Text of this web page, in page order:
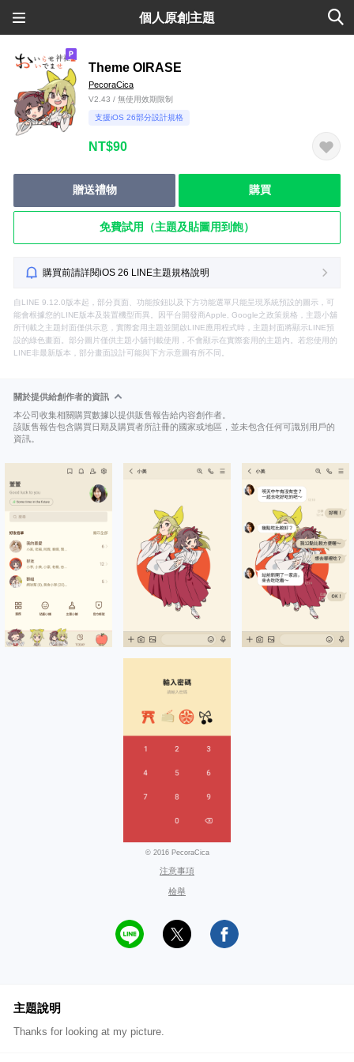
個人原創主題
Theme OIRASE
PecoraCica
V2.43 / 無使用效期限制
支援iOS 26部分設計規格
NT$90
贈送禮物 購買
免費試用（主題及貼圖用到飽）
購買前請詳閱iOS 26 LINE主題規格說明
自LINE 9.12.0版本起，部分頁面、功能按鈕以及下方功能選單只能呈現系統預設的圖示，可
能會根據您的LINE版本及裝置機型而異。因平台開發商Apple, Google之政策規格，主題小舖
所刊載之主題封面僅供示意，實際套用主題並開啟LINE應用程式時，主題封面將顯示LINE預
設的綠色畫面。部分圖片僅供主題小舖刊載使用，不會顯示在實際套用的主題內。若您使用的
LINE非最新版本，部分畫面設計可能與下方示意圖有所不同。
關於提供給創作者的資訊
本公司收集相關購買數據以提供販售報告給內容創作者。
該販售報告包含購買日期及購買者所註冊的國家或地區，並未包含任何可識別用戶的
資訊。
© 2016 PecoraCica
注意事項
檢舉
主題說明
Thanks for looking at my picture.